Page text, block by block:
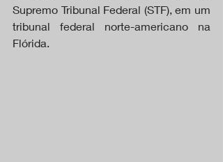
Supremo Tribunal Federal (STF), em um
tribunal federal norte-americano na
Flórida.